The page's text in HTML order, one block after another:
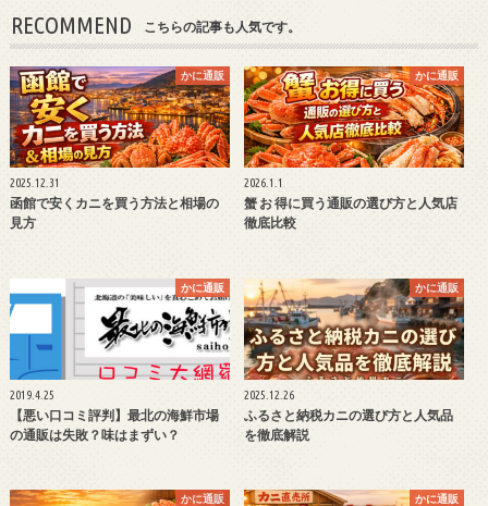
RECOMMEND こちらの記事も人気です。
かに通販
2025.12.31
函館で安くカニを買う方法と相場の
見方
かに通販
2026.1.1
蟹 お 得に買う通販の選び方と人気店
徹底比較
かに通販
2019.4.25
【悪い口コミ評判】最北の海鮮市場
の通販は失敗？味はまずい？
かに通販
2025.12.26
ふるさと納税カニの選び方と人気品
を徹底解説
かに通販 かに通販